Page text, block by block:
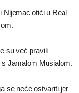
Nijemac otići u Real
su već pravili
s Jamalom Musialom.
se neće ostvariti jer